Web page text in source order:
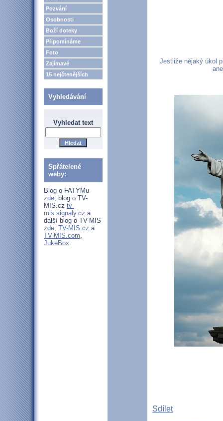
Pozvání
Osobnosti
Boží doteky
Připomínáme
Foto
Zajímavé
15 nejčtenějších
Vyhledávání
Vyhledat text
Spřátelené
weby:
Blog o FATYMu
zde, blog o TV-
MIS.cz tv-
mis.signaly.cz a
další blog o TV-MIS
zde, TV-MIS.cz a
TV-MIS.com,
JukeBox.
Jestliže nějaký úkol
Sdílet